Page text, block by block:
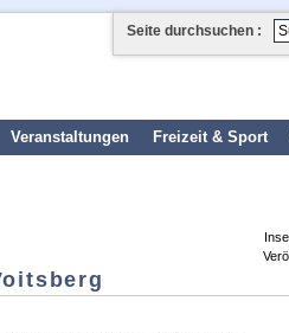
Seite durchsuchen :
Veranstaltungen Freizeit & Sport